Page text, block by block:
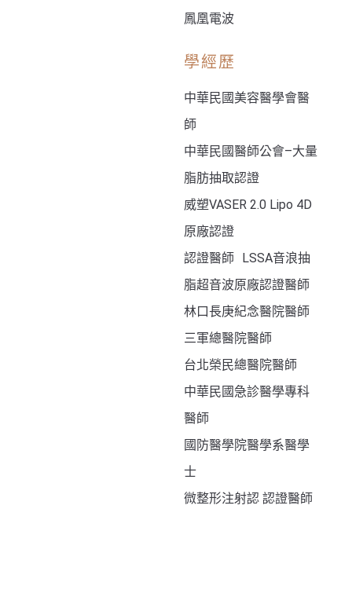
鳳凰電波
學經歷
中華民國美容醫學會醫
師
中華民國醫師公會–大量
脂肪抽取認證
威塑VASER 2.0 Lipo 4D
原廠認證
認證醫師 LSSA音浪抽
脂超音波原廠認證醫師
林口長庚紀念醫院醫師
三軍總醫院醫師
台北榮民總醫院醫師
中華民國急診醫學專科
醫師
國防醫學院醫學系醫學
士
微整形注射認 認證醫師